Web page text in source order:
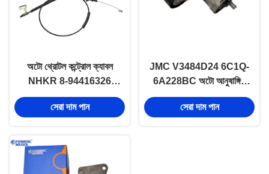
অটো থ্রোটল কন্ট্রোল ক্যাবল
NHKR 8-94416326
ড্রাইভ সিরিজ অংশ
সেরা দাম পান
JMC V3484D24 6C1Q-
6A228BC অটো আনুষাঙ্গিক
লেয়ারিং বেল্ট টেনশনার ড্রাইভ
সিরিজের অংশ
সেরা দাম পান